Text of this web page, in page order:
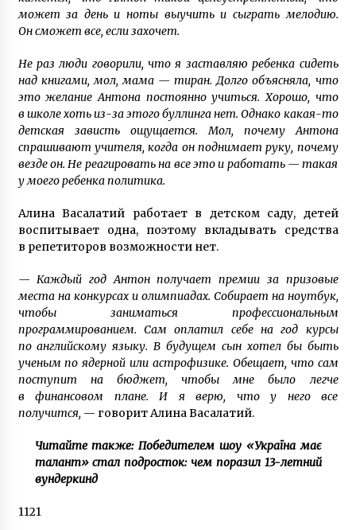
может за день и ноты выучить и сыграть мелодию.
Он сможет все, если захочет.
Не раз люди говорили, что я заставляю ребенка сидеть
над книгами, мол, мама — тиран. Долго объясняла, что
это желание Антона постоянно учиться. Хорошо, что
в школе хоть из-за этого буллинга нет. Однако какая-то
детская зависть ощущается. Мол, почему Антона
спрашивают учителя, когда он поднимает руку, почему
везде он. Не реагировать на все это и работать — такая
у моего ребенка политика.
Алина Васалатий работает в детском саду, детей
воспитывает одна, поэтому вкладывать средства
в репетиторов возможности нет.
— Каждый год Антон получает премии за призовые
места на конкурсах и олимпиадах. Собирает на ноутбук,
чтобы заниматься профессиональным
программированием. Сам оплатил себе на год курсы
по английскому языку. В будущем сын хотел бы быть
ученым по ядерной или астрофизике. Обещает, что сам
поступит на бюджет, чтобы мне было легче
в финансовом плане. И я верю, что у него все
получится, — говорит Алина Васалатий.
Читайте также: Победителем шоу «Україна має
талант» стал подросток: чем поразил 13-летний
вундеркинд
1121